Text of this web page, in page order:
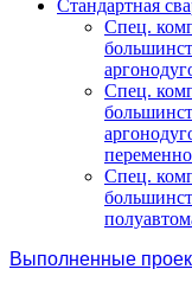
Стандартная
Спец.
Спец.
Спец.
Выполненные